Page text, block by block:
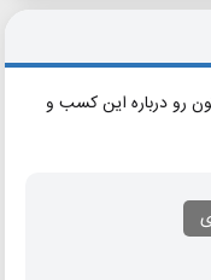
رو درباره این کسب و